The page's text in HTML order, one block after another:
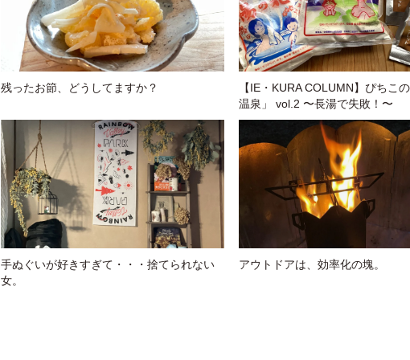
残ったお節、どうしてますか？
【IE・KURA COLUMN】ぴちこ
温泉」 vol.2 〜長湯で失敗！〜
手ぬぐいが好きすぎて・・・捨てられない
女。
アウトドアは、効率化の塊。